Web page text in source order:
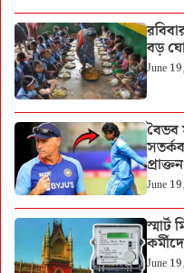
বড়
June
বৈভব
June
স্মার্ট
June